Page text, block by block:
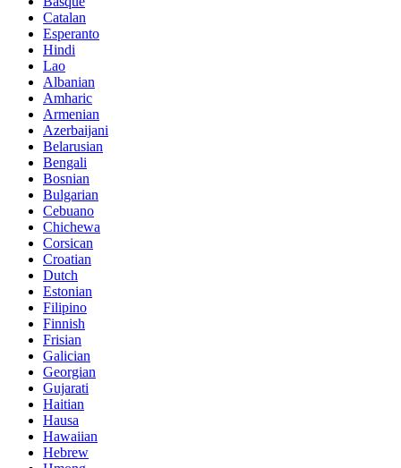
Catalan
Esperanto
Hindi
Lao
Albanian
Amharic
Armenian
Azerbaijani
Belarusian
Bengali
Bosnian
Bulgarian
Cebuano
Chichewa
Corsican
Croatian
Dutch
Estonian
Filipino
Finnish
Frisian
Galician
Georgian
Gujarati
Haitian
Hausa
Hawaiian
Hebrew